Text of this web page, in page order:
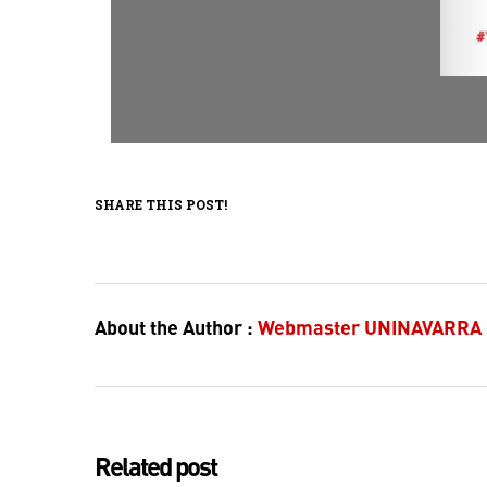
SHARE THIS POST!
About the Author : Webmaster UNINAVARRA
Related post